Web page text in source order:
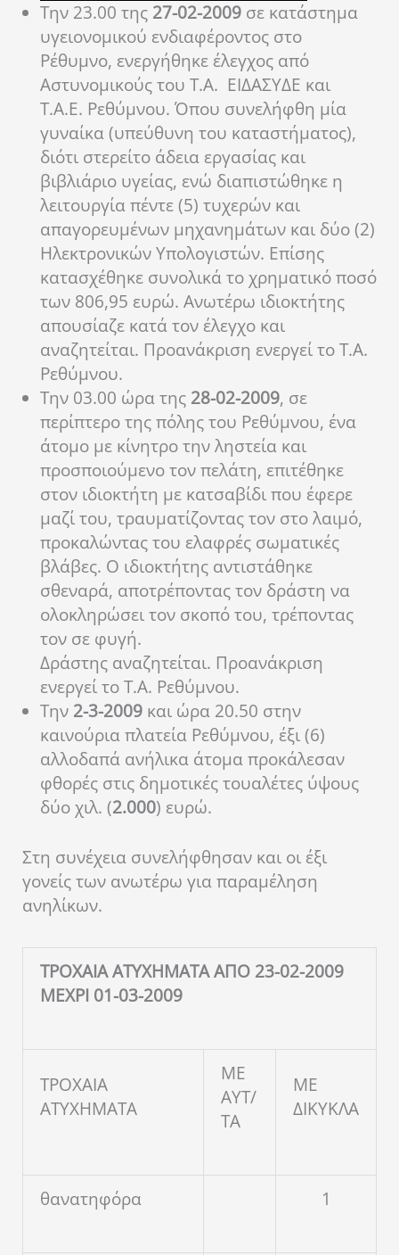
Την 23.00 της 27-02-2009 σε κατάστημα
υγειονομικού ενδιαφέροντος στο
Ρέθυμνο, ενεργήθηκε έλεγχος από
Αστυνομικούς του Τ.Α. ΕΙΔΑΣΥΔΕ και
Τ.Α.Ε. Ρεθύμνου. Όπου συνελήφθη μία
γυναίκα (υπεύθυνη του καταστήματος),
διότι στερείτο άδεια εργασίας και
βιβλιάριο υγείας, ενώ διαπιστώθηκε η
λειτουργία πέντε (5) τυχερών και
απαγορευμένων μηχανημάτων και δύο (2)
Ηλεκτρονικών Υπολογιστών. Επίσης
κατασχέθηκε συνολικά το χρηματικό ποσό
των 806,95 ευρώ. Ανωτέρω ιδιοκτήτης
απουσίαζε κατά τον έλεγχο και
αναζητείται. Προανάκριση ενεργεί το Τ.Α.
Ρεθύμνου.
Την 03.00 ώρα της 28-02-2009, σε
περίπτερο της πόλης του Ρεθύμνου, ένα
άτομο με κίνητρο την ληστεία και
προσποιούμενο τον πελάτη, επιτέθηκε
στον ιδιοκτήτη με κατσαβίδι που έφερε
μαζί του, τραυματίζοντας τον στο λαιμό,
προκαλώντας του ελαφρές σωματικές
βλάβες. Ο ιδιοκτήτης αντιστάθηκε
σθεναρά, αποτρέποντας τον δράστη να
ολοκληρώσει τον σκοπό του, τρέποντας
τον σε φυγή.
Δράστης αναζητείται. Προανάκριση
ενεργεί το Τ.Α. Ρεθύμνου.
Την 2-3-2009 και ώρα 20.50 στην
καινούρια πλατεία Ρεθύμνου, έξι (6)
αλλοδαπά ανήλικα άτομα προκάλεσαν
φθορές στις δημοτικές τουαλέτες ύψους
δύο χιλ. (2.000) ευρώ.
Στη συνέχεια συνελήφθησαν και οι έξι
γονείς των ανωτέρω για παραμέληση
ανηλίκων.
ΤΡΟΧΑΙΑ ΑΤΥΧΗΜΑΤΑ ΑΠΟ 23-02-2009
ΜΕΧΡΙ 01-03-2009
ΤΡΟΧΑΙΑ
ΑΤΥΧΗΜΑΤΑ
ΜΕ
ΑΥΤ/
ΤΑ
ΜΕ
ΔΙΚΥΚΛΑ
θανατηφόρα 1